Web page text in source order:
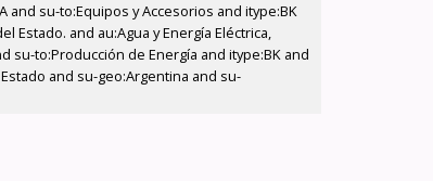
and su-to:Equipos y Accesorios and itype:BK
Estado. and au:Agua y Energía Eléctrica,
su-to:Producción de Energía and itype:BK and
and su-geo:Argentina and su-